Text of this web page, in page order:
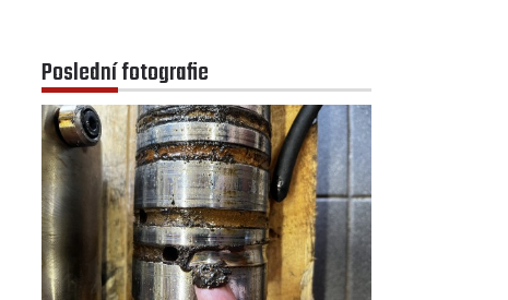
Poslední fotografie